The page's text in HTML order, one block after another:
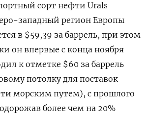
сорт нефти Urals
западный регион Европы
в $59,39 за баррель, при этом
он впервые с конца ноября
к отметке $60 за баррель
потолку для поставок
морским путем), с прошлого
более чем на 20%